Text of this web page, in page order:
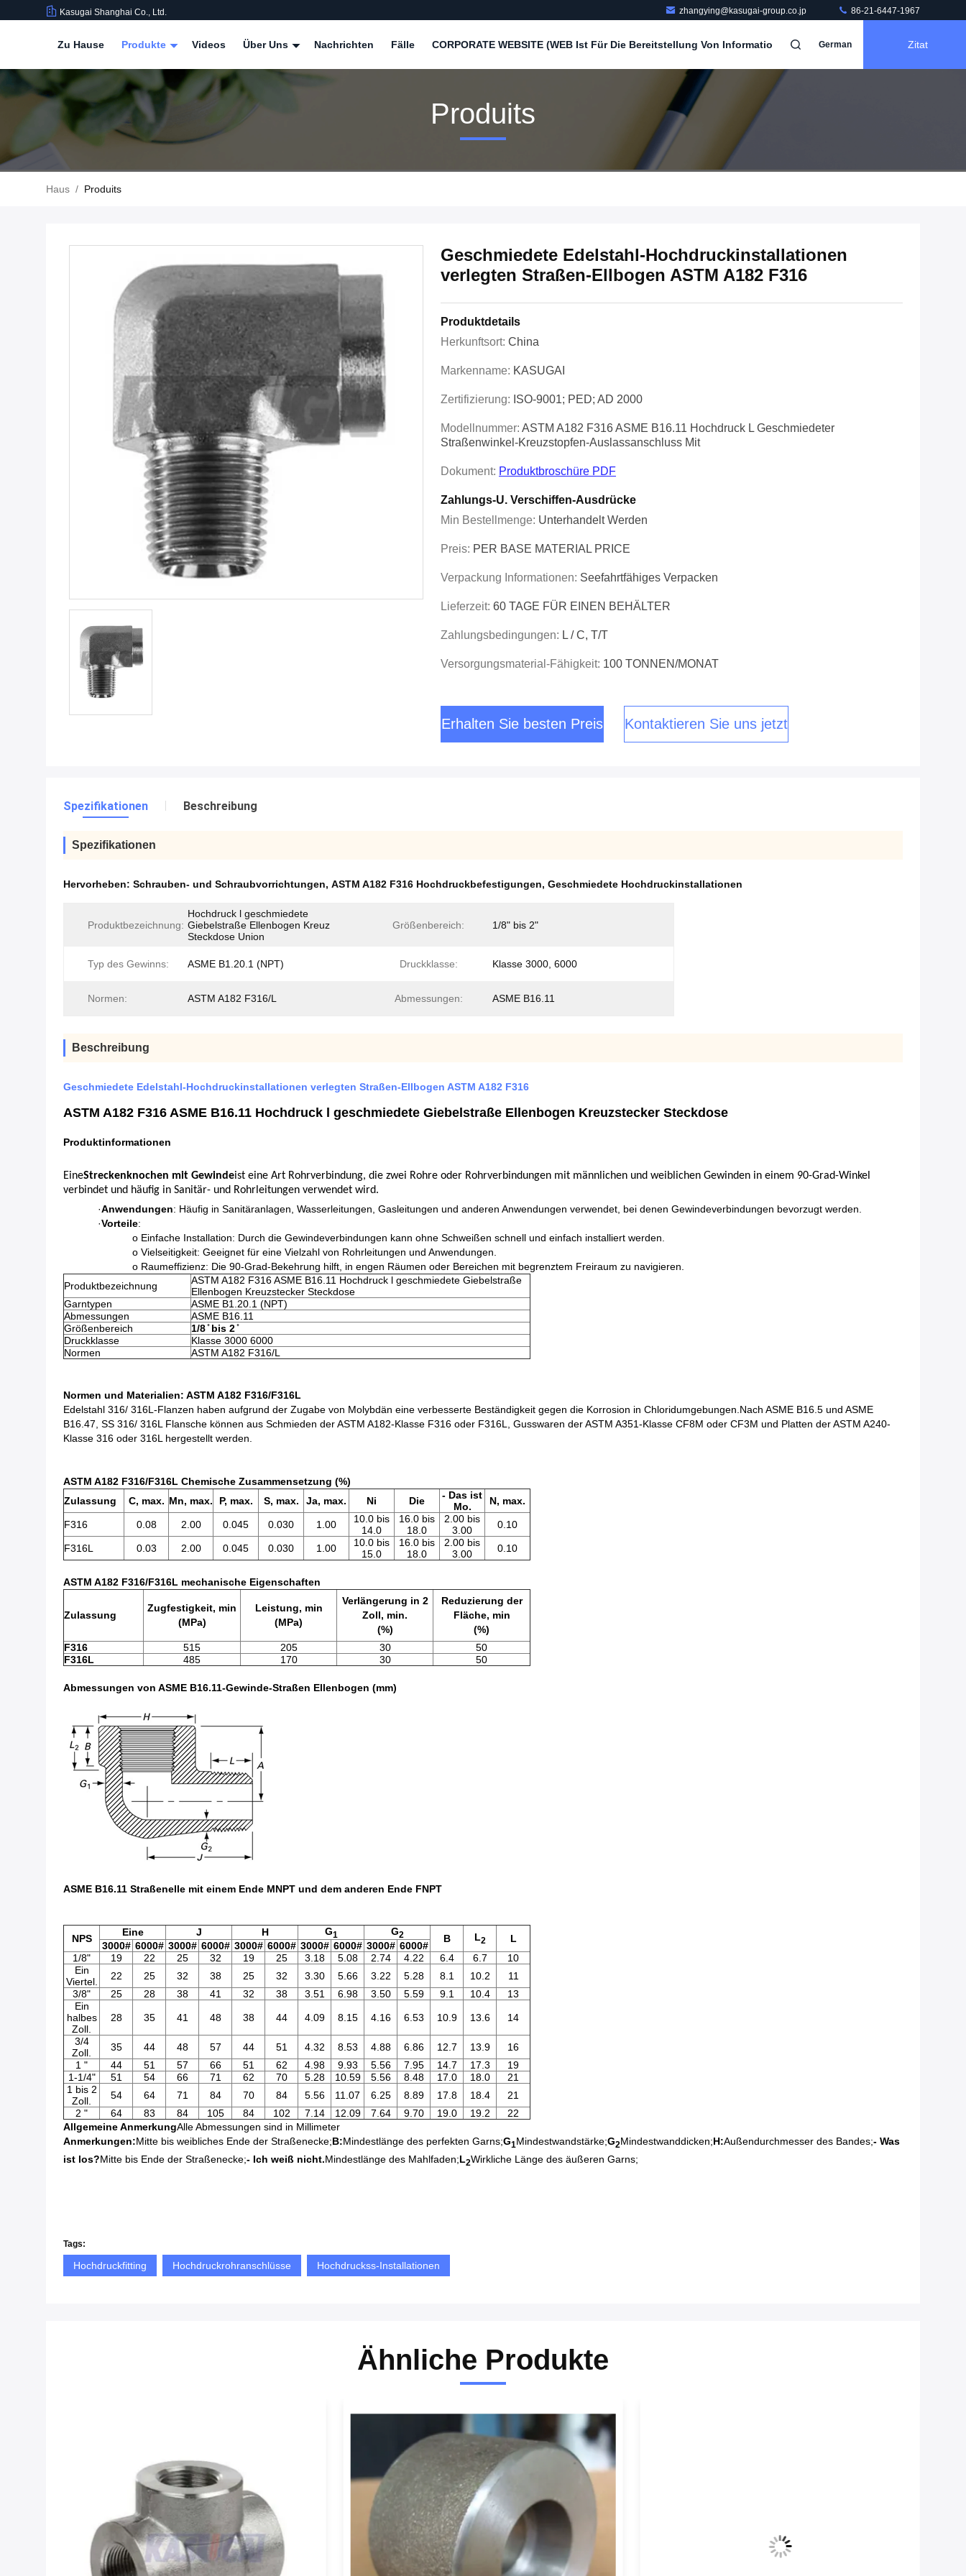
Kasugai Shanghai Co., Ltd. zhangying@kasugai-group.co.jp 86-21-6447-1967
Zu Hause Produkte Videos Über Uns Nachrichten Fälle CORPORATE WEBSITE (WEB Ist Für Die Bereitstellung Von Informatio German Zitat
Produits
Haus / Produits
Geschmiedete Edelstahl-Hochdruckinstallationen
verlegten Straßen-Ellbogen ASTM A182 F316
Produktdetails
Herkunftsort: China
Markenname: KASUGAI
Zertifizierung: ISO-9001; PED; AD 2000
Modellnummer: ASTM A182 F316 ASME B16.11 Hochdruck L Geschmiedeter
Straßenwinkel-Kreuzstopfen-Auslassanschluss Mit
Dokument: Produktbroschüre PDF
Zahlungs-U. Verschiffen-Ausdrücke
Min Bestellmenge: Unterhandelt Werden
Preis: PER BASE MATERIAL PRICE
Verpackung Informationen: Seefahrtfähiges Verpacken
Lieferzeit: 60 TAGE FÜR EINEN BEHÄLTER
Zahlungsbedingungen: L / C, T/T
Versorgungsmaterial-Fähigkeit: 100 TONNEN/MONAT
Erhalten Sie besten Preis Kontaktieren Sie uns jetzt
Spezifikationen Beschreibung
Spezifikationen
Hervorheben: Schrauben- und Schraubvorrichtungen, ASTM A182 F316 Hochdruckbefestigungen, Geschmiedete Hochdruckinstallationen
Produktbezeichnung:
Hochdruck l geschmiedete
Giebelstraße Ellenbogen Kreuz
Steckdose Union
Größenbereich: 1/8" bis 2"
Typ des Gewinns: ASME B1.20.1 (NPT) Druckklasse: Klasse 3000, 6000
Normen: ASTM A182 F316/L Abmessungen: ASME B16.11
Beschreibung
Geschmiedete Edelstahl-Hochdruckinstallationen verlegten Straßen-Ellbogen ASTM A182 F316
ASTM A182 F316 ASME B16.11 Hochdruck l geschmiedete Giebelstraße Ellenbogen Kreuzstecker Steckdose
Produktinformationen
EineStreckenknochen mit Gewindeist eine Art Rohrverbindung, die zwei Rohre oder Rohrverbindungen mit männlichen und weiblichen Gewinden in einem 90-Grad-Winkel
verbindet und häufig in Sanitär- und Rohrleitungen verwendet wird.
·Anwendungen: Häufig in Sanitäranlagen, Wasserleitungen, Gasleitungen und anderen Anwendungen verwendet, bei denen Gewindeverbindungen bevorzugt werden.
·Vorteile:
o Einfache Installation: Durch die Gewindeverbindungen kann ohne Schweißen schnell und einfach installiert werden.
o Vielseitigkeit: Geeignet für eine Vielzahl von Rohrleitungen und Anwendungen.
o Raumeffizienz: Die 90-Grad-Bekehrung hilft, in engen Räumen oder Bereichen mit begrenztem Freiraum zu navigieren.
Produktbezeichnung
ASTM A182 F316 ASME B16.11 Hochdruck l geschmiedete Giebelstraße
Ellenbogen Kreuzstecker Steckdose
Garntypen
ASME B1.20.1 (NPT)
Abmessungen
ASME B16.11
Größenbereich
1/8 ̊ bis 2 ̊
Druckklasse
Klasse 3000 6000
Normen
ASTM A182 F316/L
Normen und Materialien: ASTM A182 F316/F316L
Edelstahl 316/ 316L-Flanzen haben aufgrund der Zugabe von Molybdän eine verbesserte Beständigkeit gegen die Korrosion in Chloridumgebungen.Nach ASME B16.5 und ASME
B16.47, SS 316/ 316L Flansche können aus Schmieden der ASTM A182-Klasse F316 oder F316L, Gusswaren der ASTM A351-Klasse CF8M oder CF3M und Platten der ASTM A240-
Klasse 316 oder 316L hergestellt werden.
ASTM A182 F316/F316L Chemische Zusammensetzung (%)
Zulassung
C, max. Mn, max. P, max. S, max. Ja, max. Ni Die
- Das ist
Mo.
N, max.
F316 0.08 2.00 0.045 0.030 1.00
10.0 bis
14.0
16.0 bis
18.0
2.00 bis
3.00
0.10
F316L 0.03 2.00 0.045 0.030 1.00
10.0 bis
15.0
16.0 bis
18.0
2.00 bis
3.00
0.10
ASTM A182 F316/F316L mechanische Eigenschaften
Zulassung
Zugfestigkeit, min
(MPa)
Leistung, min
(MPa)
Verlängerung in 2
Zoll, min.
(%)
Reduzierung der
Fläche, min
(%)
F316
515 205 30
50
F316L
485 170 30 50
Abmessungen von ASME B16.11-Gewinde-Straßen Ellenbogen (mm)
ASME B16.11 Straßenelle mit einem Ende MNPT und dem anderen Ende FNPT
NPS
Eine J H G1 G2 B L2 L
3000# 6000# 3000# 6000# 3000# 6000# 3000# 6000# 3000# 6000#
1/8"
19 22 25 32 19 25 3.18 5.08 2.74 4.22 6.4 6.7
10
Ein
Viertel.
22 25 32 38 25 32 3.30 5.66 3.22 5.28 8.1 10.2
11
3/8"
25 28 38 41 32 38 3.51 6.98 3.50 5.59 9.1 10.4
13
Ein
halbes
Zoll.
28 35 41 48 38 44 4.09 8.15 4.16 6.53 10.9 13.6 14
3/4
Zoll.
35 44 48 57 44 51 4.32 8.53 4.88 6.86 12.7 13.9
16
1 "
44 51 57 66 51 62 4.98 9.93 5.56 7.95 14.7 17.3
19
1-1/4"
51 54 66 71 62 70 5.28 10.59 5.56 8.48 17.0 18.0
21
1 bis 2
Zoll.
54 64 71 84 70 84 5.56 11.07 6.25 8.89 17.8 18.4
21
2 "
64 83 84 105 84 102 7.14 12.09 7.64 9.70 19.0 19.2
22
Allgemeine AnmerkungAlle Abmessungen sind in Millimeter
Anmerkungen:Mitte bis weibliches Ende der Straßenecke;B:Mindestlänge des perfekten Garns;G1Mindestwandstärke;G2Mindestwanddicken;H:Außendurchmesser des Bandes;- Was
ist los?Mitte bis Ende der Straßenecke;- Ich weiß nicht.Mindestlänge des Mahlfaden;L2Wirkliche Länge des äußeren Garns;
Tags:
Hochdruckfitting Hochdruckrohranschlüsse Hochdruckss-Installationen
Ähnliche Produkte